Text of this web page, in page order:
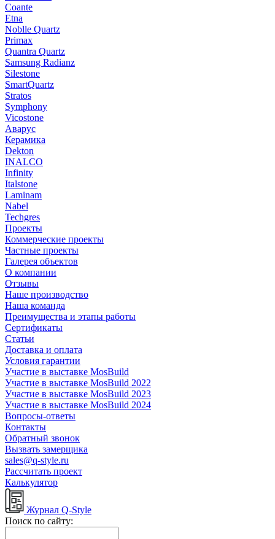
Coante
Etna
Noblle Quartz
Primax
Quantra Quartz
Samsung Radianz
Silestone
SmartQuartz
Stratos
Symphony
Vicostone
Аварус
Керамика
Dekton
INALCO
Infinity
Italstone
Laminam
Nabel
Techgres
Проекты
Коммерческие проекты
Частные проекты
Галерея объектов
О компании
Отзывы
Наше производство
Наша команда
Преимущества и этапы работы
Сертификаты
Статьи
Доставка и оплата
Условия гарантии
Участие в выставке MosBuild
Участие в выставке MosBuild 2022
Участие в выставке MosBuild 2023
Участие в выставке MosBuild 2024
Вопросы-ответы
Контакты
Обратный звонок
Вызвать замерщика
sales@q-style.ru
Рассчитать проект
Калькулятор
Журнал Q-Style
Поиск по сайту: